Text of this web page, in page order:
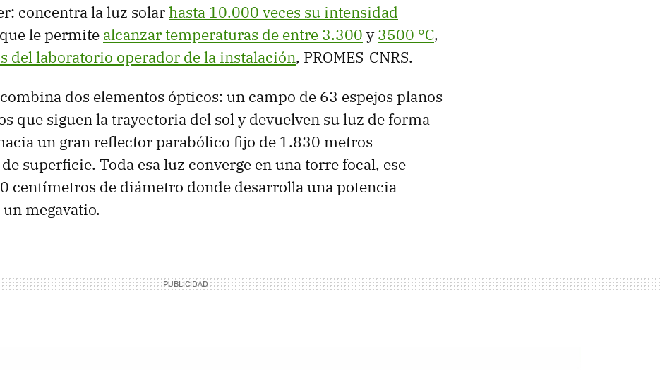
concentra la luz solarhasta 10.000 veces su intensidad
le permite alcanzar temperaturas de entre 3.300 y3500 °C,
del laboratorio operador de la instalación, PROMES-CNRS.
dos elementos ópticos: un campo de 63 espejos planos
que siguen la trayectoria del sol y devuelven su luz de forma
un gran reflector parabólico fijo de 1.830 metros
superficie. Toda esa luz converge en una torre focal, ese
centímetros de diámetro donde desarrolla una potencia
megavatio.